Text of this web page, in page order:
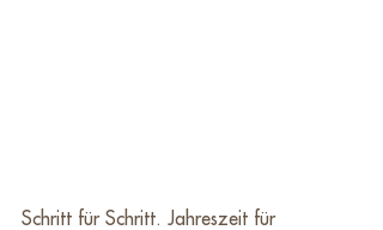
Schritt für Schritt. Jahreszeit für